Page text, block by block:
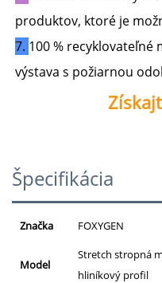
produktov, ktoré je
7. 100 % recyklovateľné
výstava s požiarnou
Špecifikácia
Značka FOXYGEN
Model
Stretch stropná
hliníkový profil